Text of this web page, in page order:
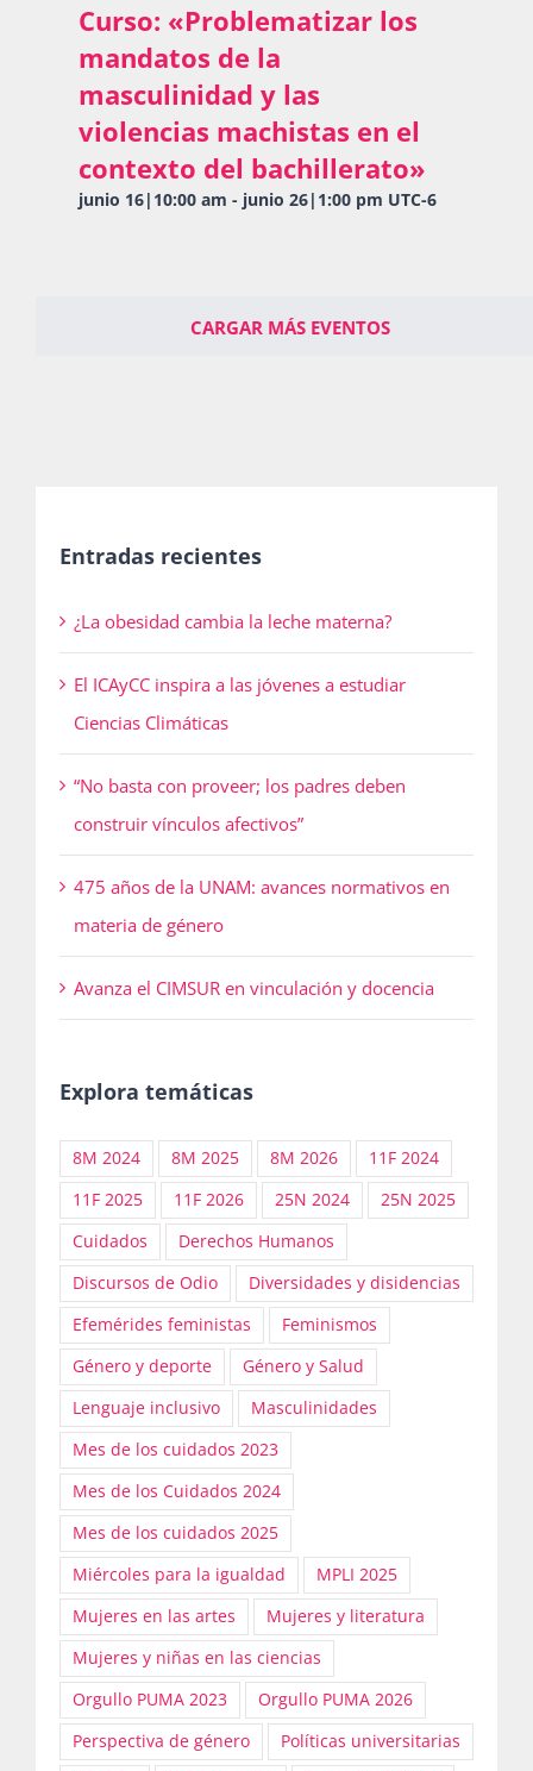
Curso: «Problematizar los
mandatos de la
masculinidad y las
violencias machistas en el
contexto del bachillerato»
junio 16|10:00 am - junio 26|1:00 pm UTC-6
CARGAR MÁS EVENTOS
Entradas recientes
¿La obesidad cambia la leche materna?
El ICAyCC inspira a las jóvenes a estudiar
Ciencias Climáticas
“No basta con proveer; los padres deben
construir vínculos afectivos”
475 años de la UNAM: avances normativos en
materia de género
Avanza el CIMSUR en vinculación y docencia
Explora temáticas
8M 2024 8M 2025 8M 2026
11F 2024
11F 2025
11F 2026 25N 2024
25N 2025
Cuidados
Derechos Humanos
Discursos de Odio
Diversidades y disidencias
Efemérides feministas
Feminismos
Género y deporte
Género y Salud
Lenguaje inclusivo
Masculinidades
Mes de los cuidados 2023
Mes de los Cuidados 2024
Mes de los cuidados 2025
Miércoles para la igualdad
MPLI 2025
Mujeres en las artes
Mujeres y literatura
Mujeres y niñas en las ciencias
Orgullo PUMA 2023
Orgullo PUMA 2026
Perspectiva de género
Políticas universitarias